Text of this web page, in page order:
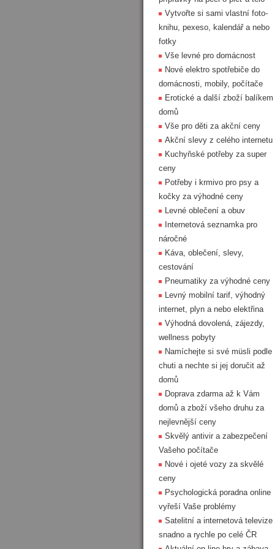
Vytvořte si sami vlastní foto-
knihu, pexeso, kalendář a nebo
fotky
Vše levné pro domácnost
Nové elektro spotřebiče do
domácnosti, mobily, počítače
Erotické a další zboží balíkem
domů
Vše pro děti za akční ceny
Akční slevy z celého internetu
Kuchyňské potřeby za super
ceny
Potřeby i krmivo pro psy a
kočky za výhodné ceny
Levné oblečení a obuv
Internetová seznamka pro
náročné
Káva, oblečení, slevy,
cestování
Pneumatiky za výhodné ceny
Levný mobilní tarif, výhodný
internet, plyn a nebo elektřina
Výhodná dovolená, zájezdy,
wellness pobyty
Namíchejte si své müsli podle
chuti a nechte si jej doručit až
domů
Doprava zdarma až k Vám
domů a zboží všeho druhu za
nejlevnější ceny
Skvělý antivir a zabezpečení
Vašeho počítače
Nové i ojeté vozy za skvělé
ceny
Psychologická poradna online
vyřeší Vaše problémy
Satelitní a internetová televize
snadno a rychle po celé ČR